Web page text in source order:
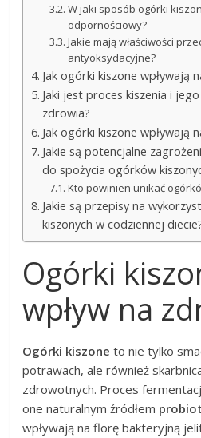
W jaki sposób ogórki
odpornościowy?
Jakie mają właściwości
antyoksydacyjne?
Jak ogórki kiszone wpływają
Jaki jest proces kiszenia i
zdrowia?
Jak ogórki kiszone wpływają
Jakie są potencjalne
do spożycia ogórków
Kto powinien unikać
Jakie są przepisy na
kiszonych w codziennej
Ogórki
wpływ na
Ogórki kiszone to nie tylko
potrawach, ale również
zdrowotnych. Proces
one naturalnym źródłem
wpływają na florę bakteryjną